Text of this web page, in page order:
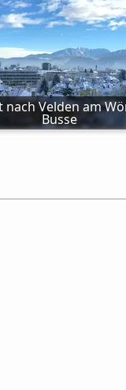
nach Velden am
Busse